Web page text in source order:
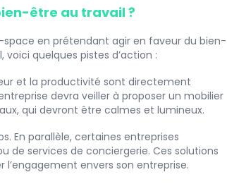
être au travail ?
en prétendant agir en faveur du bien-
quelques pistes d’action :
et la productivité sont directement
devra veiller à proposer un mobilier
qui devront être calmes et lumineux.
En parallèle, certaines entreprises
de services de conciergerie. Ces solutions
envers son entreprise.